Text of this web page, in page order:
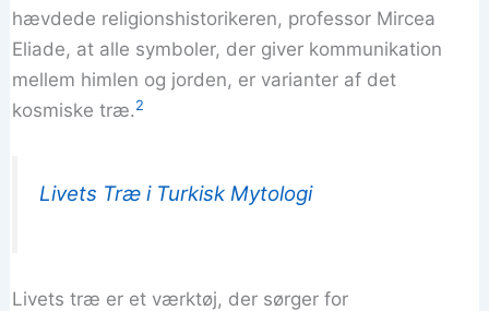
hævdede religionshistorikeren, professor Mircea
Eliade, at alle symboler, der giver kommunikation
mellem himlen og jorden, er varianter af det
kosmiske træ.2
Livets Træ i Turkisk Mytologi
Livets træ er et værktøj, der sørger for